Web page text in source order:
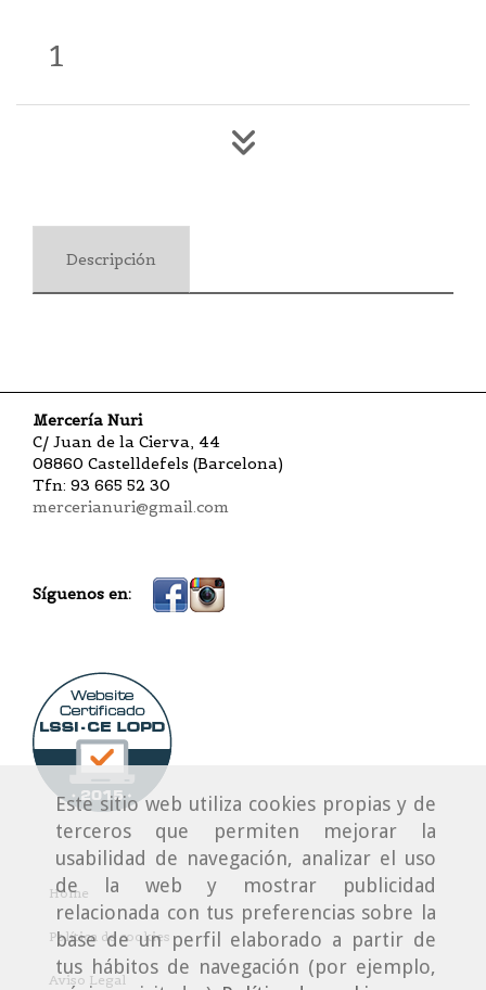
Este sitio web utiliza cookies propias y de
terceros que permiten mejorar la
usabilidad de navegación, analizar el uso
de la web y mostrar publicidad
relacionada con tus preferencias sobre la
base de un perfil elaborado a partir de
tus hábitos de navegación (por ejemplo,
1
Descripción
Mercería Nuri
C/ Juan de la Cierva, 44
08860 Castelldefels (Barcelona)
Tfn: 93 665 52 30
mercerianuri@gmail.com
Síguenos en:
Home
Política de cookies
Aviso Legal